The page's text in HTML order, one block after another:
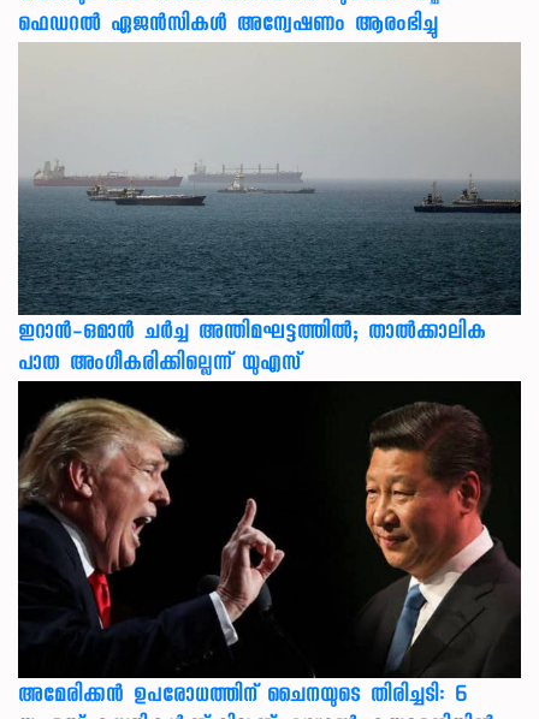
ഫെഡറല്‍ ഏജന്‍സികള്‍ അന്വേഷണം ആരംഭിച്ചു
ഇറാന്‍-ഒമാന്‍ ചര്‍ച്ച അന്തിമഘട്ടത്തില്‍; താല്‍ക്കാലിക
പാത അംഗീകരിക്കില്ലെന്ന് യുഎസ്
അമേരിക്കൻ ഉപരോധത്തിന് ചൈനയുടെ തിരിച്ചടി: 6